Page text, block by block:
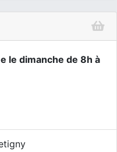
le dimanche de 8h à